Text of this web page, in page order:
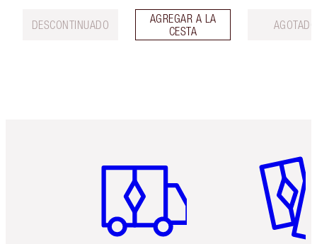
DESCONTINUADO
AGREGAR A LA
CESTA
AGOTADO